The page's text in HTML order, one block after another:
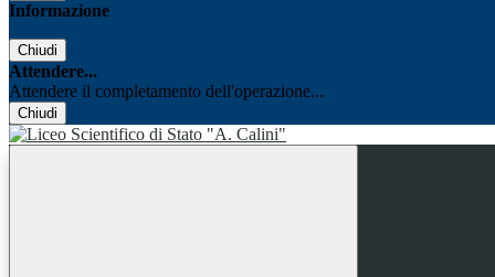
Informazione
Chiudi
Attendere...
Attendere il completamento dell'operazione...
Chiudi